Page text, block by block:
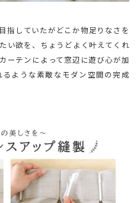
指していたがどこか物足りなさを
い欲を、ちょうどよく叶えてくれ
ーテンによって窓辺に遊び心が加
ような素敵なモダン空間の完成